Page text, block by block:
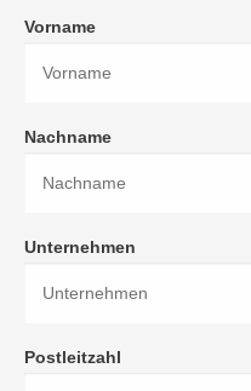
Vorname
Nachname
Unternehmen
Postleitzahl